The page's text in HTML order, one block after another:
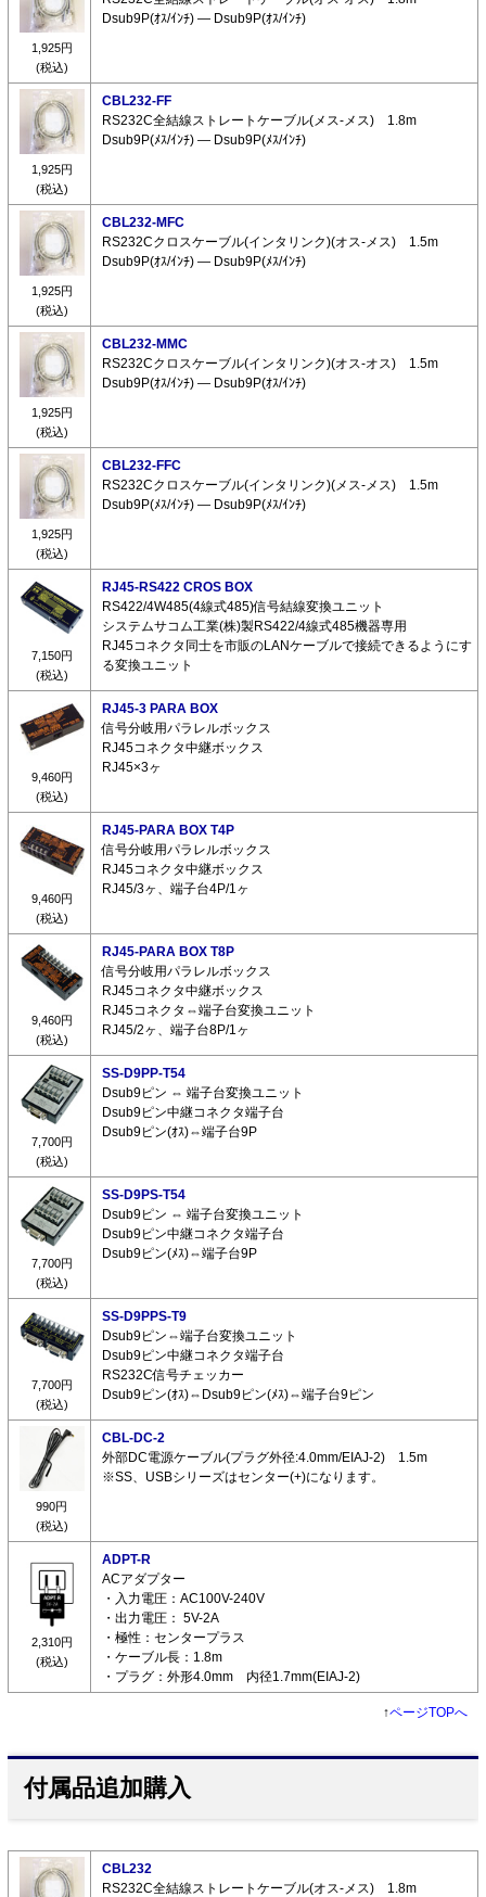
1,925円
(税込)
Dsub9P(ｵｽ/ｲﾝﾁ) ― Dsub9P(ｵｽ/ｲﾝﾁ)
1,925円
(税込)
CBL232-FF
RS232C全結線ストレートケーブル(メス-メス) 1.8m
Dsub9P(ﾒｽ/ｲﾝﾁ) ― Dsub9P(ﾒｽ/ｲﾝﾁ)
1,925円
(税込)
CBL232-MFC
RS232Cクロスケーブル(インタリンク)(オス-メス) 1.5m
Dsub9P(ｵｽ/ｲﾝﾁ) ― Dsub9P(ﾒｽ/ｲﾝﾁ)
1,925円
(税込)
CBL232-MMC
RS232Cクロスケーブル(インタリンク)(オス-オス) 1.5m
Dsub9P(ｵｽ/ｲﾝﾁ) ― Dsub9P(ｵｽ/ｲﾝﾁ)
1,925円
(税込)
CBL232-FFC
RS232Cクロスケーブル(インタリンク)(メス-メス) 1.5m
Dsub9P(ﾒｽ/ｲﾝﾁ) ― Dsub9P(ﾒｽ/ｲﾝﾁ)
7,150円
(税込)
RJ45-RS422 CROS BOX
RS422/4W485(4線式485)信号結線変換ユニット
システムサコム工業(株)製RS422/4線式485機器専用
RJ45コネクタ同士を市販のLANケーブルで接続できるようにす
る変換ユニット
9,460円
(税込)
RJ45-3 PARA BOX
信号分岐用パラレルボックス
RJ45コネクタ中継ボックス
RJ45×3ヶ
9,460円
(税込)
RJ45-PARA BOX T4P
信号分岐用パラレルボックス
RJ45コネクタ中継ボックス
RJ45/3ヶ、端子台4P/1ヶ
9,460円
(税込)
RJ45-PARA BOX T8P
信号分岐用パラレルボックス
RJ45コネクタ中継ボックス
RJ45コネクタ⇔端子台変換ユニット
RJ45/2ヶ、端子台8P/1ヶ
7,700円
(税込)
SS-D9PP-T54
Dsub9ピン ⇔ 端子台変換ユニット
Dsub9ピン中継コネクタ端子台
Dsub9ピン(ｵｽ)⇔端子台9P
7,700円
(税込)
SS-D9PS-T54
Dsub9ピン ⇔ 端子台変換ユニット
Dsub9ピン中継コネクタ端子台
Dsub9ピン(ﾒｽ)⇔端子台9P
7,700円
(税込)
SS-D9PPS-T9
Dsub9ピン⇔端子台変換ユニット
Dsub9ピン中継コネクタ端子台
RS232C信号チェッカー
Dsub9ピン(ｵｽ)⇔Dsub9ピン(ﾒｽ)⇔端子台9ピン
990円
(税込)
CBL-DC-2
外部DC電源ケーブル(プラグ外径:4.0mm/EIAJ-2) 1.5m
※SS、USBシリーズはセンター(+)になります。
2,310円
(税込)
ADPT-R
ACアダプター
・入力電圧：AC100V-240V
・出力電圧： 5V-2A
・極性：センタープラス
・ケーブル長：1.8m
・プラグ：外形4.0mm 内径1.7mm(EIAJ-2)
↑ページTOPへ
付属品追加購入
CBL232
RS232C全結線ストレートケーブル(オス-メス) 1.8m